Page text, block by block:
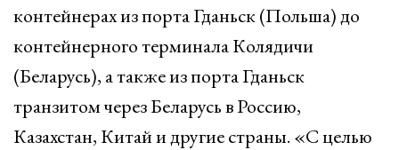
контейнерах из порта Гданьск (Польша) до
контейнерного терминала Колядичи
(Беларусь), а также из порта Гданьск
транзитом через Беларусь в Россию,
Казахстан, Китай и другие страны. «С целью